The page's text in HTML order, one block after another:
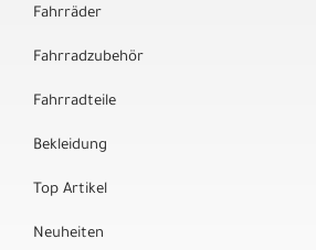
Fahrräder
Fahrradzubehör
Fahrradteile
Bekleidung
Top Artikel
Neuheiten